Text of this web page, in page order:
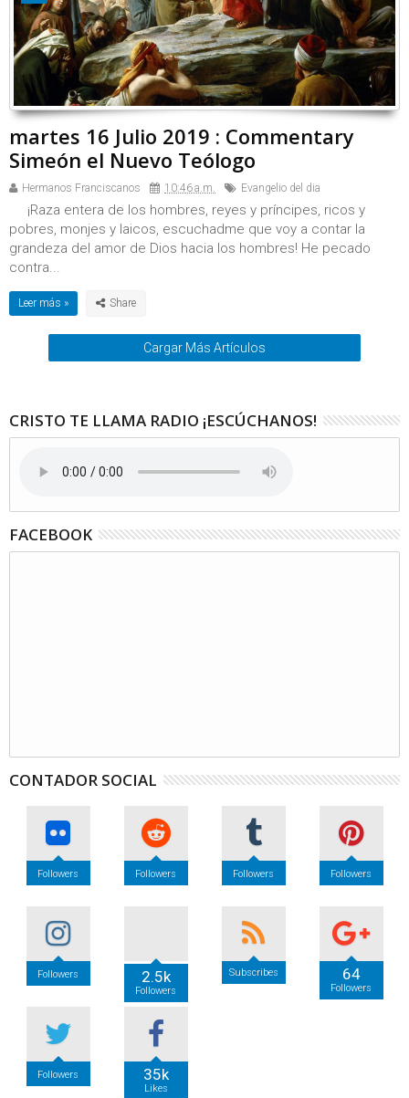
martes 16 Julio 2019 : Commentary
Simeón el Nuevo Teólogo
Hermanos Franciscanos 10:46 a.m. Evangelio del dia
¡Raza entera de los hombres, reyes y príncipes, ricos y
pobres, monjes y laicos, escuchadme que voy a contar la
grandeza del amor de Dios hacia los hombres! He pecado
contra...
Leer más »
Cargar Más Artículos
CRISTO TE LLAMA RADIO ¡ESCÚCHANOS!
FACEBOOK
CONTADOR SOCIAL
Followers Followers Followers Followers
Followers 2.5k
Followers
Subscribes 64
Followers
Followers 35k
Likes